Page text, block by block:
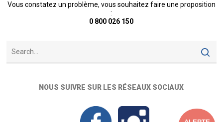
Vous constatez un problème, vous souhaitez faire une proposition
:
0 800 026 150
NOUS SUIVRE SUR LES RÉSEAUX SOCIAUX